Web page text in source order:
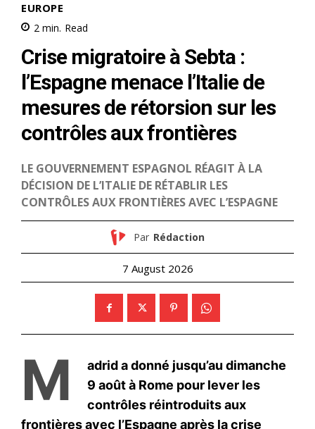
le1.ma
l'intelligence de
l'information
S'ABONNER MAINTENANT
Insight Publications
À propos
Nous contacter